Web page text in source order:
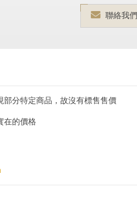
聯絡我們
分特定商品，故沒有標售售價
在的價格